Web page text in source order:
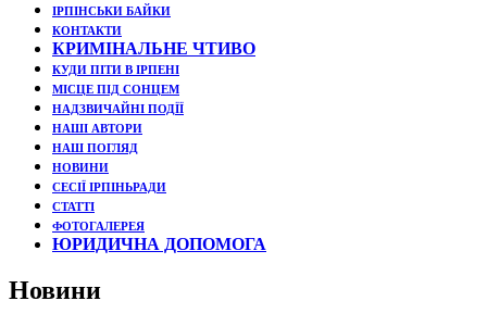
ІРПІНСЬКИ БАЙКИ
КОНТАКТИ
КРИМІНАЛЬНЕ ЧТИВО
КУДИ ПІТИ В ІРПЕНІ
МІСЦЕ ПІД СОНЦЕМ
НАДЗВИЧАЙНІ ПОДЇЇ
НАШІ АВТОРИ
НАШ ПОГЛЯД
НОВИНИ
СЕСІЇ ІРПІНЬРАДИ
СТАТТІ
ФОТОГАЛЕРЕЯ
ЮРИДИЧНА ДОПОМОГА
Новини